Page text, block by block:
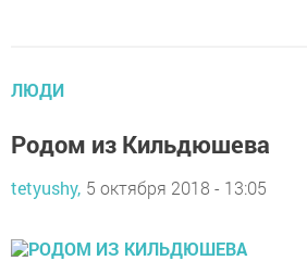
ЛЮДИ
Родом из Кильдюшева
tetyushy, 5 октября 2018 - 13:05